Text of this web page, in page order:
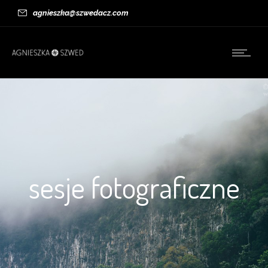
agnieszka@szwedacz.com
sesje fotograficzne